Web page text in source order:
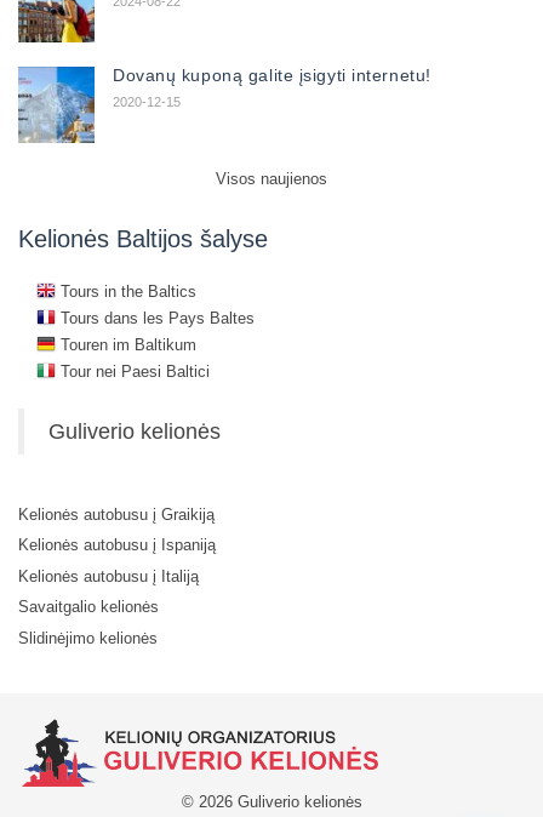
Dovanų kuponą galite įsigyti internetu!
2020-12-15
Visos naujienos
Kelionės Baltijos šalyse
Tours in the Baltics
Tours dans les Pays Baltes
Touren im Baltikum
Tour nei Paesi Baltici
Guliverio kelionės
Kelionės autobusu į Graikiją
Kelionės autobusu į Ispaniją
Kelionės autobusu į Italiją
Savaitgalio kelionės
Slidinėjimo kelionės
© 2026 Guliverio kelionės